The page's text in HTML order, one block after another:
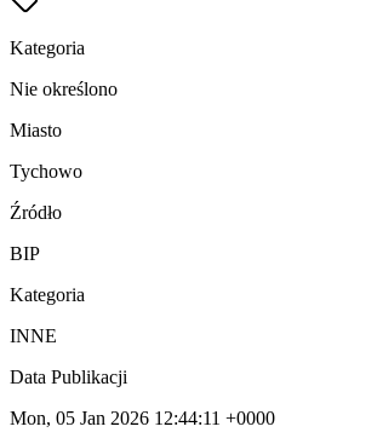
Kategoria
Nie określono
Miasto
Tychowo
Źródło
BIP
Kategoria
INNE
Data Publikacji
Mon, 05 Jan 2026 12:44:11 +0000